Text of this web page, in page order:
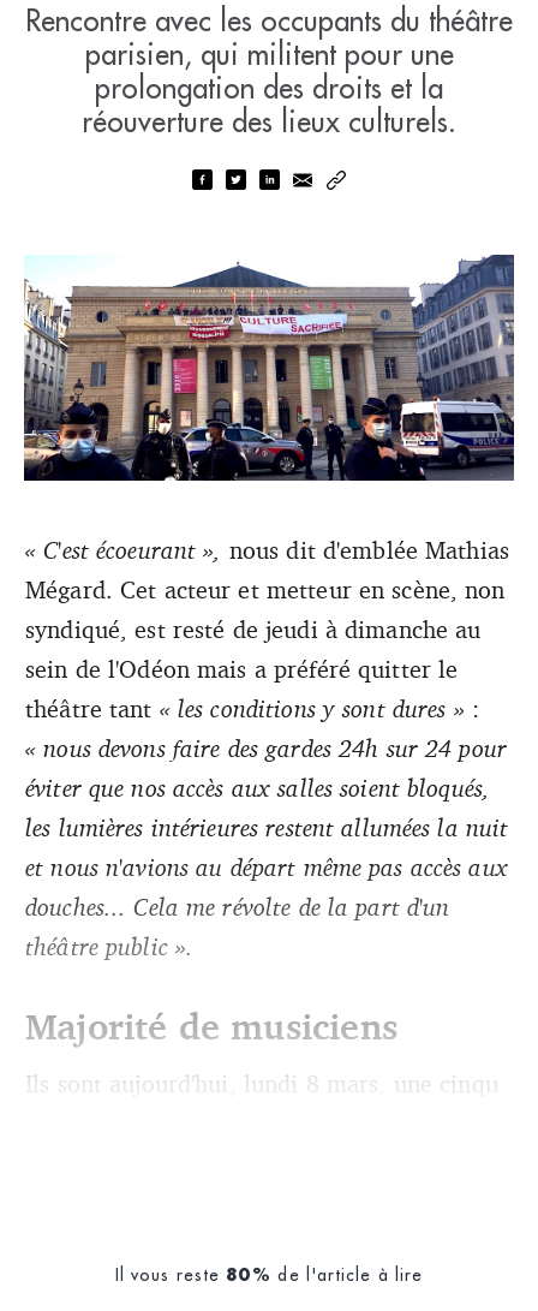
Rencontre avec les occupants du théâtre
parisien, qui militent pour une
prolongation des droits et la
réouverture des lieux culturels.
Rencontre avec les occupants du théâtre parisien, qui
militent pour une prolongation des droits et la
réouverture des lieux culturels. (Eloïse Duval)
« C'est écoeurant », nous dit d'emblée Mathias
Mégard. Cet acteur et metteur en scène, non
syndiqué, est resté de jeudi à dimanche au
sein de l'Odéon mais a préféré quitter le
théâtre tant « les conditions y sont dures » :
« nous devons faire des gardes 24h sur 24 pour
éviter que nos accès aux salles soient bloqués,
les lumières intérieures restent allumées la nuit
et nous n'avions au départ même pas accès aux
douches... Cela me révolte de la part d'un
théâtre public ».
Majorité de musiciens
Ils sont aujourd'hui, lundi 8 mars, une cinqu
Il vous reste 80% de l'article à lire